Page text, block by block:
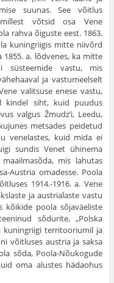
suunas. See võitlus
võtsid osa Vene
rahva õiguste eest. 1863.
ku­ningriigis mitte niivõrd
a. lõdvenes, ka mitte
süsteemide vastu, mis
ja vastumeelselt
valitsuse enese vastu,
kindel siht, kuid puudus
valgus Žmudz’i, Leedu,
metsades peidetud
venelastes, kuid mida ei
sundis Venet ühinema
mis lahutas
Austria omadesse. Poola
1914.-1916. a. Vene
ja austrialaste vastu
kõikide poola sõjaväeliste
sõdurite, „Polska
kuningriigi territooriumil ja
võitluses austria ja saksa
sõda, Poola-Nõukogude
oma alustes hädaohus